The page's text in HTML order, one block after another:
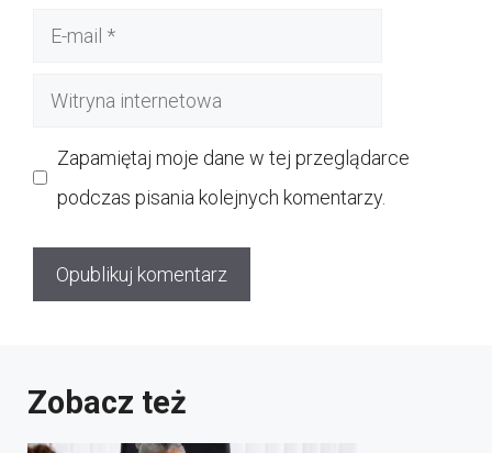
Witryna
Zapamiętaj moje dane w tej przeglądarce
podczas pisania kolejnych komentarzy.
Zobacz też